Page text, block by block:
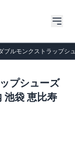
ブルモンクストラップシ
プシューズ
池袋 恵比寿